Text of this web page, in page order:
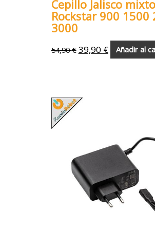
Cepillo Jalisco
Rockstar 900 1500
3000
54,90€ 39,90 € Añadir al